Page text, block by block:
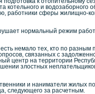
котельного и водозаборного
работники сферы жилищно-
нормальный режим
немало тех, кто по разным
связанных с
центр на территории
злостных
и наниматели жилых
следующего за расчетным.